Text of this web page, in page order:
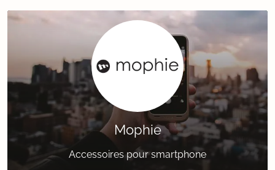
Mophie
Accessoires pour smartphone